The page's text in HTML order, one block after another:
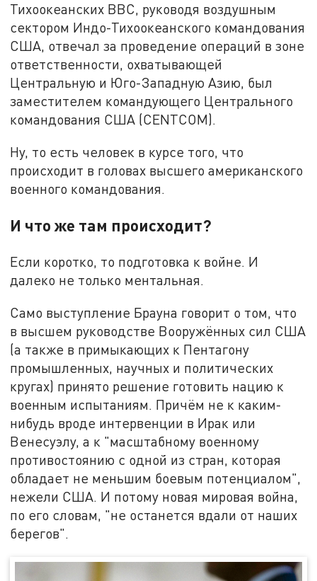
Тихоокеанских ВВС, руководя воздушным
сектором Индо-Тихоокеанского командования
США, отвечал за проведение операций в зоне
ответственности, охватывающей
Центральную и Юго-Западную Азию, был
заместителем командующего Центрального
командования США (CENTCOM).
Ну, то есть человек в курсе того, что
происходит в головах высшего американского
военного командования.
И что же там происходит?
Если коротко, то подготовка к войне. И
далеко не только ментальная.
Само выступление Брауна говорит о том, что
в высшем руководстве Вооружённых сил США
(а также в примыкающих к Пентагону
промышленных, научных и политических
кругах) принято решение готовить нацию к
военным испытаниям. Причём не к каким-
нибудь вроде интервенции в Ирак или
Венесуэлу, а к "масштабному военному
противостоянию с одной из стран, которая
обладает не меньшим боевым потенциалом",
нежели США. И потому новая мировая война,
по его словам, "не останется вдали от наших
берегов".